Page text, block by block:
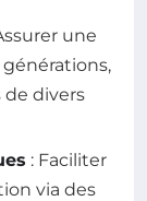
une
de divers
: Faciliter
via des